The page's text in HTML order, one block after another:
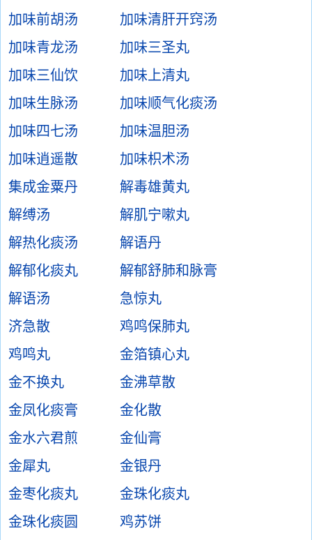
加味前胡汤
加味清肝开窍汤
加味青龙汤
加味三圣丸
加味三仙饮
加味上清丸
加味生脉汤
加味顺气化痰汤
加味四七汤
加味温胆汤
加味逍遥散
加味枳术汤
集成金粟丹
解毒雄黄丸
解缚汤
解肌宁嗽丸
解热化痰汤
解语丹
解郁化痰丸
解郁舒肺和脉膏
解语汤
急惊丸
济急散
鸡鸣保肺丸
鸡鸣丸
金箔镇心丸
金不换丸
金沸草散
金凤化痰膏
金化散
金水六君煎
金仙膏
金犀丸
金银丹
金枣化痰丸
金珠化痰丸
金珠化痰圆
鸡苏饼